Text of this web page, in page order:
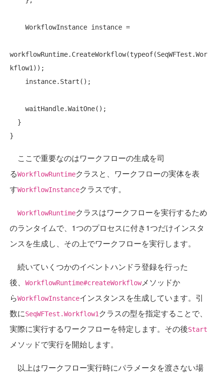
workflowRuntime.CreateWorkflow(typeof(SeqWFTest.Wor
kflow1));
ここで重要なのはワークフローの生成を司
るWorkflowRuntimeクラスと、ワークフローの実体を表
すWorkflowInstanceクラスです。
WorkflowRuntimeクラスはワークフローを実行するため
のランタイムで、1つのプロセスに付き1つだけインスタ
ンスを生成し、その上でワークフローを実行します。
続いていくつかのイベントハンドラ登録を行った
後、
WorkflowRuntime#createWorkflowメソッドか
らWorkflowInstanceインスタンスを生成しています。引
数にSeqWFTest.Workflow1 クラスの型を指定することで、
実際に実行するワークフローを特定します。その後Start
メソッドで実行を開始します。
以上はワークフロー実行時にパラメータを渡さない場